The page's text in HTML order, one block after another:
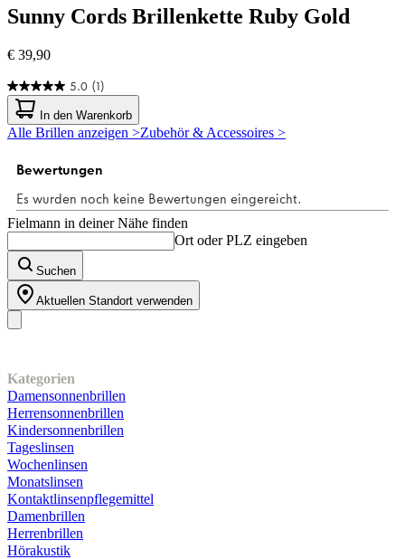
Sunny Cords Brillenkette Ruby Gold
€ 39,90
5.0 (1)
5.0
von
5
Sternen.
Bewertung
In den Warenkorb
Alle Brillen anzeigen >Zubehör & Accessoires >
Fielmann in deiner Nähe finden
Ort oder PLZ eingeben
Suchen
Aktuellen Standort verwenden
Kategorien
Damensonnenbrillen
Herrensonnenbrillen
Kindersonnenbrillen
Tageslinsen
Wochenlinsen
Monatslinsen
Kontaktlinsenpflegemittel
Damenbrillen
Herrenbrillen
Hörakustik